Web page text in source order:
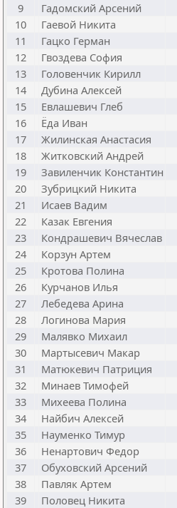
9
Гадомский Арсений
10
Гаевой Никита
11
Гацко Герман
12
Гвоздева София
13
Головенчик Кирилл
14
Дубина Алексей
15
Евлашевич Глеб
16
Ёда Иван
17
Жилинская Анастасия
18
Житковский Андрей
19
Завиленчик Константин
20
Зубрицкий Никита
21
Исаев Вадим
22
Казак Евгения
23
Кондрашевич Вячеслав
24
Корзун Артем
25
Кротова Полина
26
Курчанов Илья
27
Лебедева Арина
28
Логинова Мария
29
Малявко Михаил
30
Мартысевич Макар
31
Матюкевич Патриция
32
Минаев Тимофей
33
Михеева Полина
34
Найбич Алексей
35
Науменко Тимур
36
Ненартович Федор
37
Обуховский Арсений
38
Павляк Артем
39
Половец Никита